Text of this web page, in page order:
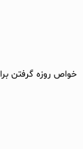
خواص روزه گرفتن